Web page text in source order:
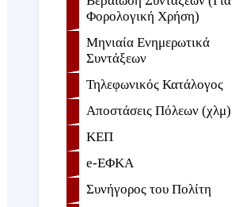
Φορολογική Χρήση)
Μηνιαία Ενημερωτικά
Συντάξεων
Τηλεφωνικός Κατάλογος
Αποστάσεις Πόλεων (χλμ)
ΚΕΠ
e-ΕΦKA
Συνήγορος του Πολίτη